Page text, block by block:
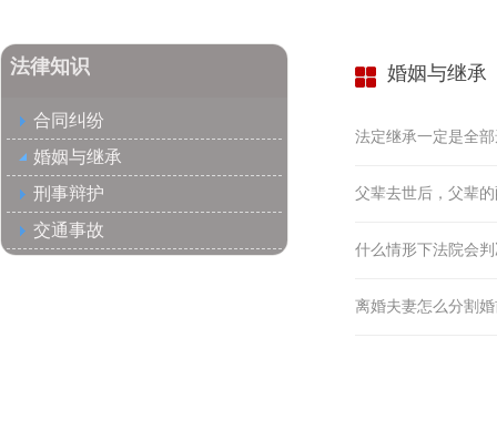
法律知识
合同纠纷
婚姻与继承
刑事辩护
交通事故
婚姻与继承
法定继承一定是全
父辈去世后，父辈
什么情形下法院会判
离婚夫妻怎么分割